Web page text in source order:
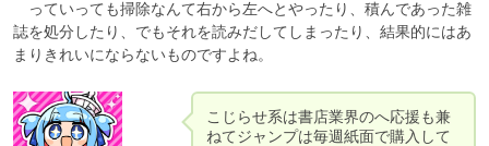
っていっても掃除なんて右から左へとやったり、積んであった雑
誌を処分したり、でもそれを読みだしてしまったり、結果的にはあ
こじらせ系は書店業界のへ応援も兼
ねてジャンプは毎週紙面で購入して